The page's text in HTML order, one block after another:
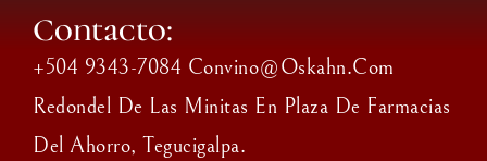
Contacto:
+504 9343-7084 Convino@oskahn.com
Redondel De Las Minitas En Plaza De Farmacias
Del Ahorro, Tegucigalpa.